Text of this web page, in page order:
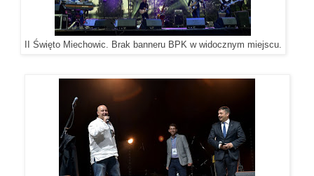
II Święto Miechowic. Brak banneru BPK w widocznym miejscu.